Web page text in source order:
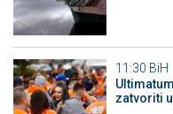
11:30 BiH
zatvoriti